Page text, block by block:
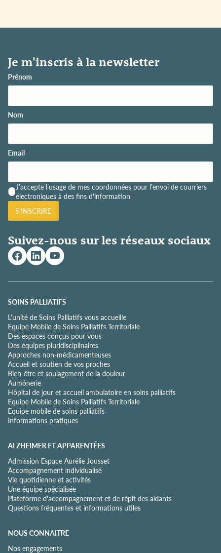
Je m'inscris à la newsletter
Prénom
Nom
Email *
P
o
l
t
q
u
e
e
o
n
f
i
d
e
n
t
i
a
l
i
t
é
J’accepte l’usage de mes coordonnées pour l’envoi de courriers
électroniques à des fins d'information *
S'INSCRIRE
Suivez-nous sur les réseaux sociaux
SOINS PALLIATIFS
L'unité de Soins Palliatifs vous accueille
Equipe Mobile de Soins Palliatifs Territoriale
Des espaces conçus pour vous
Des équipes pluridisciplinaires
Approches non-médicamenteuses
Accueil et soutien de vos proches
Bien-être et soulagement de la douleur
Aumônerie
Hôpital de jour et accueil ambulatoire en soins palliatifs
Equipe Mobile de Soins Palliatifs Territoriale
Equipe mobile de soins palliatifs
Informations pratiques
ALZHEIMER ET APPARENTÉES
Admission Espace Aurélie Jousset
Accompagnement individualisé
Vie quotidienne et activités
Une équipe spécialisée
Plateforme d'accompagnement et de répit des aidants
Questions fréquentes et informations utiles
NOUS CONNAITRE
Nos engagements